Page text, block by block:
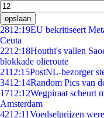
opslaan
2812:19EU bekritiseert
Ceuta
2212:18Houthi's vallen
blokkade olieroute
2112:15PostNL-bezorger
3412:14Random Pics van
1712:12Wegpiraat scheurt
Amsterdam
4212:11Voedselprijzen